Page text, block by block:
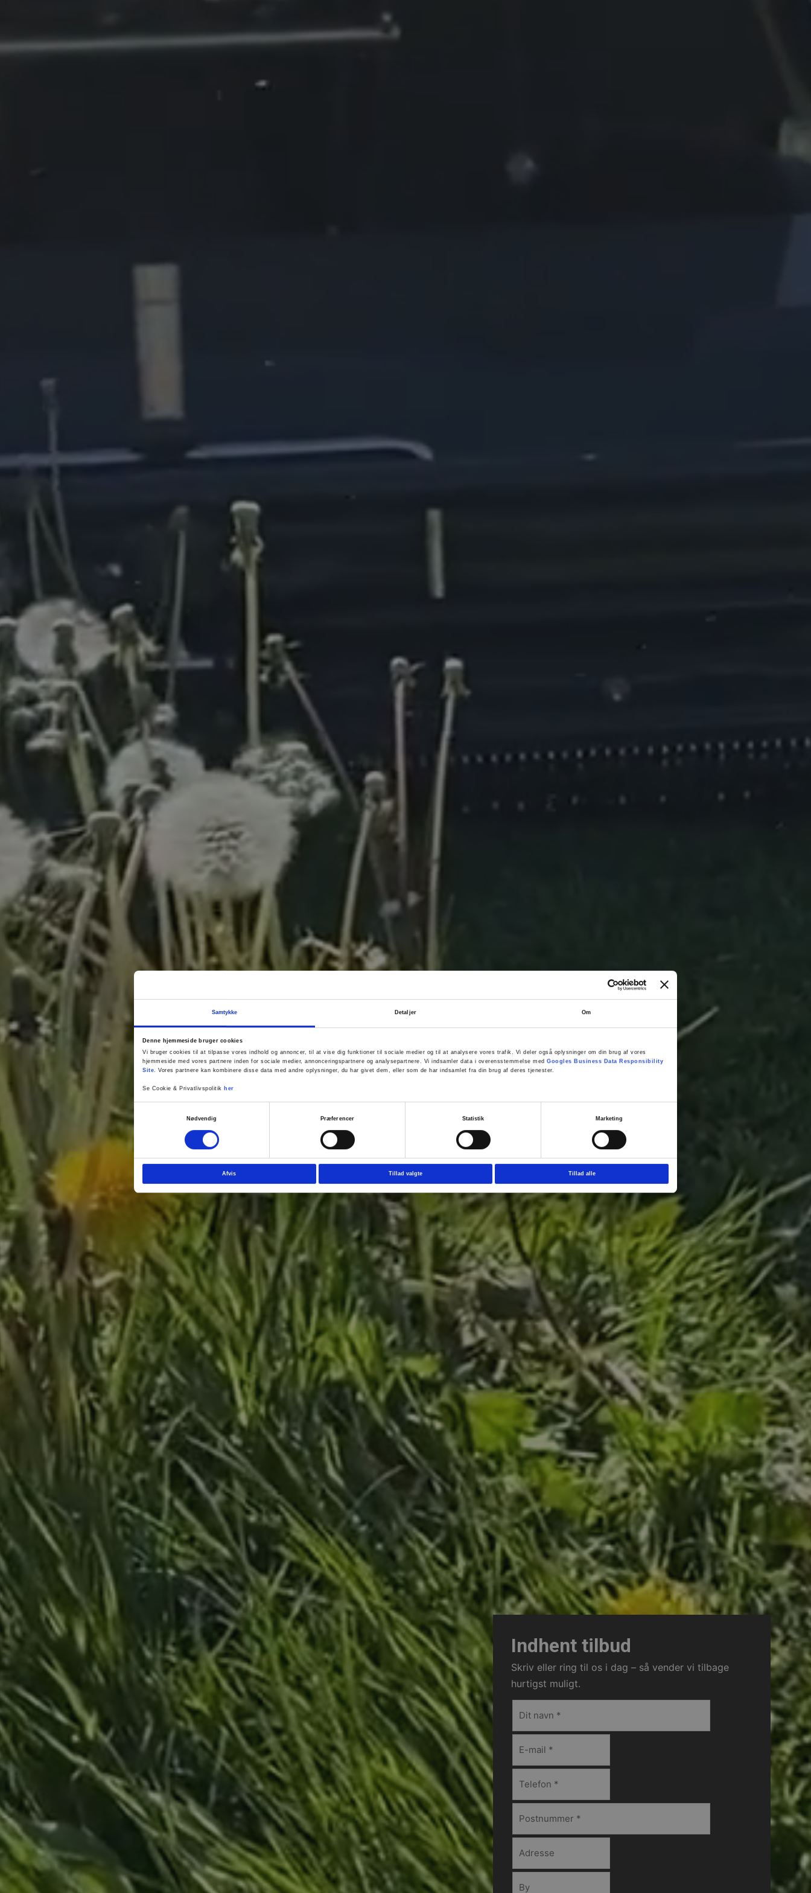
Samtykke Detaljer Om
Denne hjemmeside bruger cookies
Vi bruger cookies til at tilpasse vores indhold og annoncer, til at vise dig funktioner til sociale medier og til at analysere vores trafik. Vi deler også oplysninger om din brug af vores
hjemmeside med vores partnere inden for sociale medier, annonceringspartnere og analysepartnere. Vi indsamler data i overensstemmelse medGoogles Business Data Responsibility
Site. Vores partnere kan kombinere disse data med andre oplysninger, du har givet dem, eller som de har indsamlet fra din brug af deres tjenester.
Se Cookie & Privatlivspolitik her
Nødvendig
Præferencer Statistik Marketing
Afvis Tillad valgte Tillad alle
Indhent tilbud
Skriv eller ring til os i dag – så vender vi tilbage
hurtigst muligt.